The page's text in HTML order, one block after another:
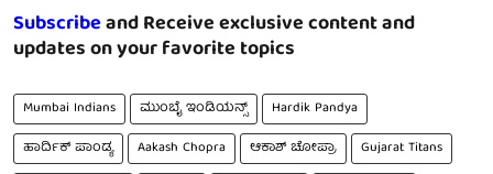
Subscribeand Receive exclusive content and
updates on your favorite topics
Mumbai Indians ಮುಂಬೈ ಇಂಡಿಯನ್ಸ್
Hardik Pandya
ಹಾರ್ದಿಕ್ ಪಾಂಡ್ಯ
Aakash Chopra ಆಕಾಶ್ ಚೋಪ್ರಾ
Gujarat Titans